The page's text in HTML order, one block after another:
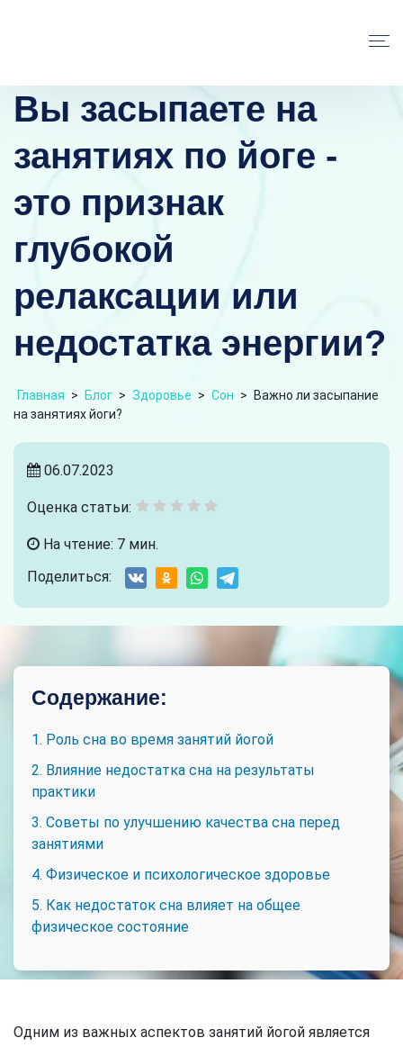
Вы засыпаете на
занятиях по йоге -
это признак
глубокой
релаксации или
недостатка энергии?
Главная > Блог > Здоровье > Сон >
Важно ли засыпание
на занятиях йоги?
06.07.2023
Оценка статьи:
На чтение: 7 мин.
Поделиться:
Содержание:
1. Роль сна во время занятий йогой
2. Влияние недостатка сна на результаты
практики
3. Советы по улучшению качества сна перед
занятиями
4. Физическое и психологическое здоровье
5. Как недостаток сна влияет на общее
физическое состояние
Одним из важных аспектов занятий йогой является